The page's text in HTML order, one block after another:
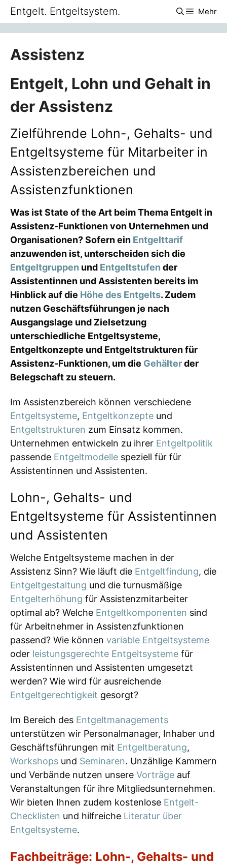
Zum
springen
Entgelt. Entgeltsystem. Mehr
Assistenz
Entgelt, Lohn und Gehalt in
der Assistenz
Zielführende Lohn-, Gehalts- und
Entgeltsysteme für Mitarbeiter in
Assistenzbereichen und
Assistenzfunktionen
Was ist State of the Art beim Thema Entgelt in
Assistenz-Funktionen von Unternehmen und
Organisationen? Sofern ein Entgelttarif
anzuwenden ist, unterscheiden sich die
Entgeltgruppen und Entgeltstufen der
Assistentinnen und Assistenten bereits im
Hinblick auf die Höhe des Entgelts. Zudem
nutzen Geschäftsführungen je nach
Ausgangslage und Zielsetzung
unterschiedliche Entgeltsysteme,
Entgeltkonzepte und Entgeltstrukturen für
Assistenz-Funktionen, um die Gehälterder
Belegschaft zu steuern.
Im Assistenzbereich können verschiedene
Entgeltsysteme, Entgeltkonzepte und
Entgeltstrukturen zum Einsatz kommen.
Unternehmen entwickeln zu ihrer Entgeltpolitik
passende Entgeltmodelle speziell für für
Assistentinnen und Assistenten.
Lohn-, Gehalts- und
Entgeltsysteme für Assistentinnen
und Assistenten
Welche Entgeltsysteme machen in der
Assistenz Sinn? Wie läuft die Entgeltfindung, die
Entgeltgestaltung und die turnusmäßige
Entgelterhöhung für Assistenzmitarbeiter
optimal ab? Welche Entgeltkomponenten sind
für Arbeitnehmer in Assistenzfunktionen
passend? Wie können variable Entgeltsysteme
oder leistungsgerechte Entgeltsysteme für
Assistentinnen und Assistenten umgesetzt
werden? Wie wird für ausreichende
Entgeltgerechtigkeit gesorgt?
Im Bereich des Entgeltmanagements
unterstützen wir Personalmanager, Inhaber und
Geschäftsführungen mit Entgeltberatung,
Workshops und Seminaren. Unzählige Kammern
und Verbände nutzen unsere Vorträge auf
Veranstaltungen für ihre Mitgliedsunternehmen.
Wir bieten Ihnen zudem kostenlose Entgelt-
Checklisten und hilfreiche Literatur über
Entgeltsysteme.
Fachbeiträge: Lohn-, Gehalts- und